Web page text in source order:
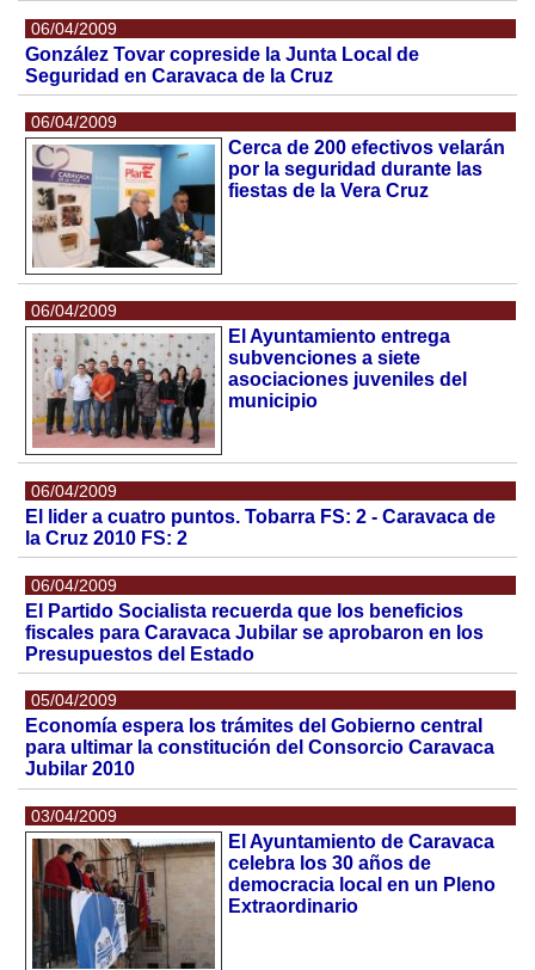
06/04/2009
González Tovar copreside la Junta Local de
Seguridad en Caravaca de la Cruz
06/04/2009
Cerca de 200 efectivos velarán
por la seguridad durante las
fiestas de la Vera Cruz
06/04/2009
El Ayuntamiento entrega
subvenciones a siete
asociaciones juveniles del
municipio
06/04/2009
El lider a cuatro puntos. Tobarra FS: 2 - Caravaca de
la Cruz 2010 FS: 2
06/04/2009
El Partido Socialista recuerda que los beneficios
fiscales para Caravaca Jubilar se aprobaron en los
Presupuestos del Estado
05/04/2009
Economía espera los trámites del Gobierno central
para ultimar la constitución del Consorcio Caravaca
Jubilar 2010
03/04/2009
El Ayuntamiento de Caravaca
celebra los 30 años de
democracia local en un Pleno
Extraordinario